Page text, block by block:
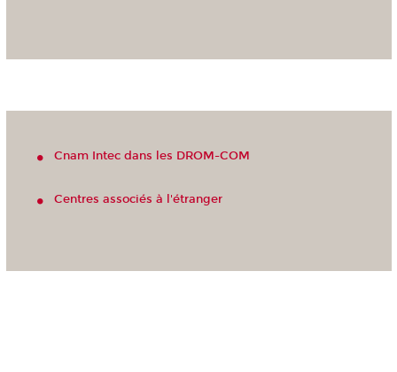
Cnam Intec dans les DROM-COM
Centres associés à l'étranger